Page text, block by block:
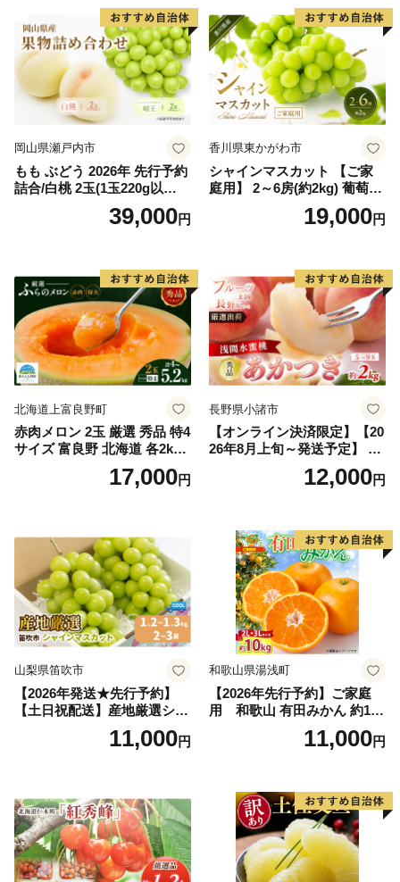
岡山県瀬戸内市
もも ぶどう 2026年 先行予約
詰合/白桃 2玉(1玉220g以
上)・シャインマスカット 晴
39,000円
香川県東かがわ市
シャインマスカット 【ご家
庭用】 2～6房(約2kg) 葡萄 ぶ
どう ブドウ フルーツ 果物 く
だもの 果実 旬の果物 旬のフ
19,000円
北海道上富良野町
赤肉メロン 2玉 厳選 秀品 特4
サイズ 富良野 北海道 各2kg
～2.6kg 2玉 セット ファーム
富良野 メロン めろん 果物 く
17,000円
長野県小諸市
【オンライン決済限定】【20
26年8月上旬～発送予定】 先
行予約 「浅間水蜜桃プレミ
アム」 もも あかつき 秀品 約
果肉 長野県産 小諸市
12,000円
山梨県笛吹市
【2026年発送★先行予約】
【土日祝配送】産地厳選シャ
インマスカット1.2kg～1.3kg
（2房～3房）※沖縄・離島配
笛吹市 山梨県 フルーツ 果物
ぶどう 葡萄 大粒 シャインマ
スカット おすすめ シャイン
マスカット 贈答 ギフト 産地
笛吹市 シャインマスカット
11,000円
和歌山県湯浅町
【2026年先行予約】ご家庭
用 和歌山 有田みかん 約10k
g (2L、3Lサイズ)【湯浅町】
11,000円